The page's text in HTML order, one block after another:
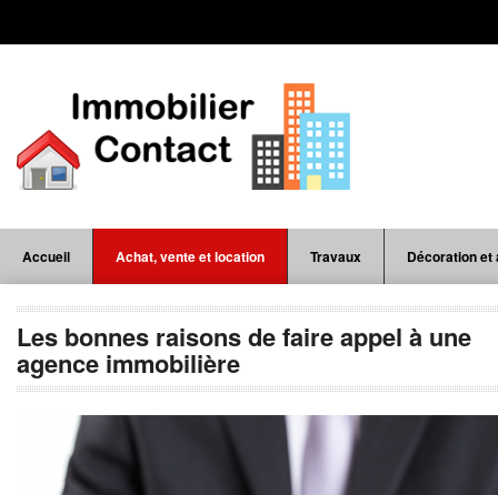
Accueil Achat, vente et location Travaux Décoration et
Les bonnes raisons de faire appel à une
agence immobilière